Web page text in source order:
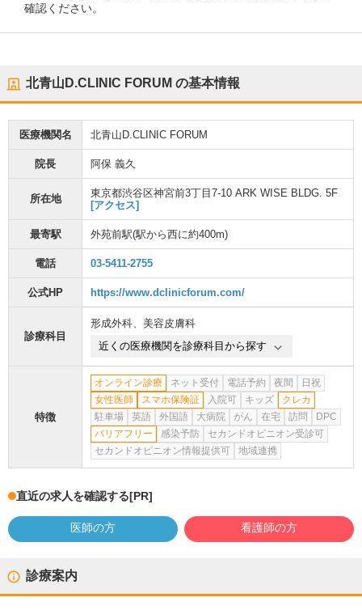
確認ください。
北青山D.CLINIC FORUM の基本情報
医療機関名 北青山D.CLINIC FORUM
院長 阿保 義久
所在地
東京都渋谷区神宮前3丁目7-10 ARK WISE BLDG. 5F
[アクセス]
最寄駅 外苑前駅(駅から西に約400m)
電話 03-5411-2755
公式HP https://www.dclinicforum.com/
診療科目
形成外科、 美容皮膚科
近くの医療機関を診療科目から探す
特徴
オンライン診療 ネット受付 電話予約 夜間
日祝
女性医師
スマホ保険証 入院可 キッズ
クレカ
駐車場
英語 外国語 大病院 がん 在宅 訪問
DPC
バリアフリー
感染予防
セカンドオピニオン受診可
セカンドオピニオン情報提供可
地域連携
直近の求人を確認する[PR]
医師の方 看護師の方
診療案内